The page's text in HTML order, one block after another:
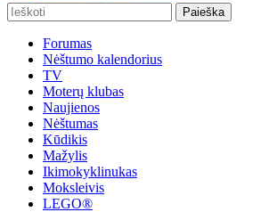
Paieška
Forumas
Nėštumo kalendorius
TV
Moterų klubas
Naujienos
Nėštumas
Kūdikis
Mažylis
Ikimokyklinukas
Moksleivis
LEGO®